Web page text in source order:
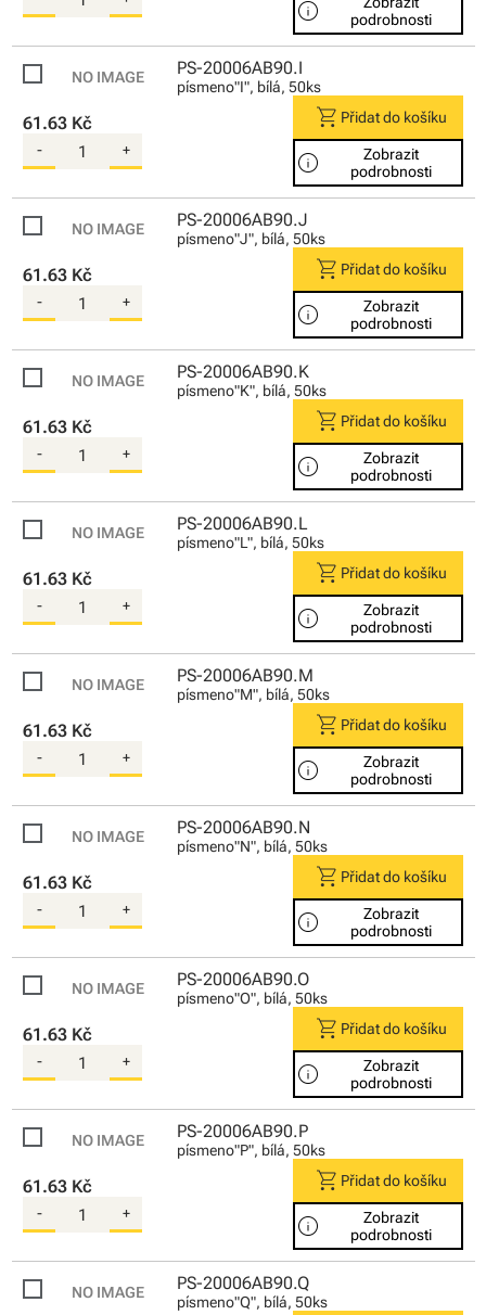
info
podrobnosti
PS-20006AB90.I
písmeno"I", bílá, 50ks
61.63 Kč
- +
shopping_cart Přidat do košíku
info
Zobrazit
podrobnosti
PS-20006AB90.J
písmeno"J", bílá, 50ks
61.63 Kč
- +
shopping_cart Přidat do košíku
info
Zobrazit
podrobnosti
PS-20006AB90.K
písmeno"K", bílá, 50ks
61.63 Kč
- +
shopping_cart Přidat do košíku
info
Zobrazit
podrobnosti
PS-20006AB90.L
písmeno"L", bílá, 50ks
61.63 Kč
- +
shopping_cart Přidat do košíku
info
Zobrazit
podrobnosti
PS-20006AB90.M
písmeno"M", bílá, 50ks
61.63 Kč
- +
shopping_cart Přidat do košíku
info
Zobrazit
podrobnosti
PS-20006AB90.N
písmeno"N", bílá, 50ks
61.63 Kč
- +
shopping_cart Přidat do košíku
info
Zobrazit
podrobnosti
PS-20006AB90.O
písmeno"O", bílá, 50ks
61.63 Kč
- +
shopping_cart Přidat do košíku
info
Zobrazit
podrobnosti
PS-20006AB90.P
písmeno"P", bílá, 50ks
61.63 Kč
- +
shopping_cart Přidat do košíku
info
Zobrazit
podrobnosti
PS-20006AB90.Q
písmeno"Q", bílá, 50ks